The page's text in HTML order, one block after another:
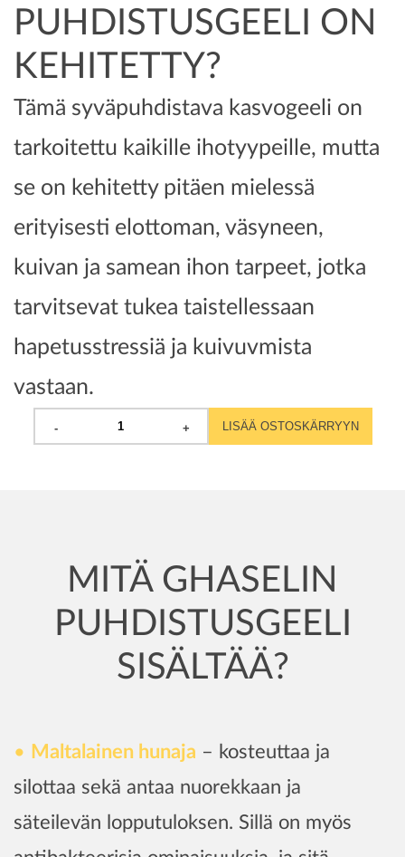
PUHDISTUSGEELI ON
KEHITETTY?
Tämä syväpuhdistava kasvogeeli on
tarkoitettu kaikille ihotyypeille, mutta
se on kehitetty pitäen mielessä
erityisesti elottoman, väsyneen,
kuivan ja samean ihon tarpeet, jotka
tarvitsevat tukea taistellessaan
hapetusstressiä ja kuivuvmista
vastaan.
LISÄÄ OSTOSKÄRRYYN
MITÄ GHASELIN
PUHDISTUSGEELI
SISÄLTÄÄ?
Maltalainen hunaja – kosteuttaa ja
silottaa sekä antaa nuorekkaan ja
säteilevän lopputuloksen. Sillä on myös